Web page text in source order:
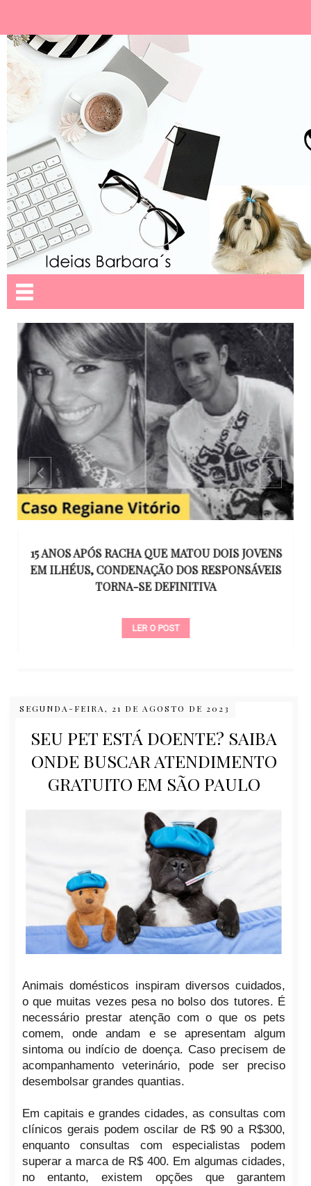
15 ANOS APÓS RACHA QUE MATOU DOIS JOVENS
EM ILHÉUS, CONDENAÇÃO DOS RESPONSÁVEIS
TORNA-SE DEFINITIVA
LER O POST
SEGUNDA-FEIRA, 21 DE AGOSTO DE 2023
SEU PET ESTÁ DOENTE? SAIBA
ONDE BUSCAR ATENDIMENTO
GRATUITO EM SÃO PAULO
Animais domésticos inspiram diversos cuidados,
o que muitas vezes pesa no bolso dos tutores. É
necessário prestar atenção com o que os pets
comem, onde andam e se apresentam algum
sintoma ou indício de doença. Caso precisem de
acompanhamento veterinário, pode ser preciso
desembolsar grandes quantias.
Em capitais e grandes cidades, as consultas com
clínicos gerais podem oscilar de R$ 90 a R$300,
enquanto consultas com especialistas podem
superar a marca de R$ 400. Em algumas cidades,
no entanto, existem opções que garantem